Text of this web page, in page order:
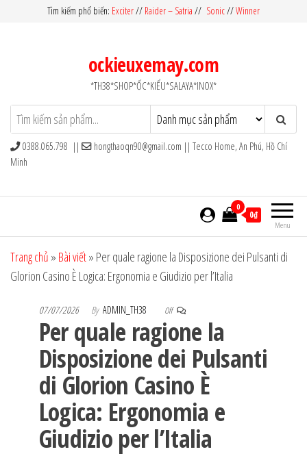
Tìm kiếm phổ biến: Exciter// Raider – Satria // Sonic//Winner
ockieuxemay.com
*TH38*SHOP*ỐC*KIỂU*SALAYA*INOX*
0388.065.798 || hongthaoqn90@gmail.com || Tecco Home, An Phú, Hồ Chí
Minh
Menu
0
0₫
Trang chủ » Bài viết» Per quale ragione la Disposizione dei Pulsanti di
Glorion Casino È Logica: Ergonomia e Giudizio per l’Italia
07/07/2026 By ADMIN_TH38 Off
Per quale ragione la
Disposizione dei Pulsanti
di Glorion Casino È
Logica: Ergonomia e
Giudizio per l’Italia